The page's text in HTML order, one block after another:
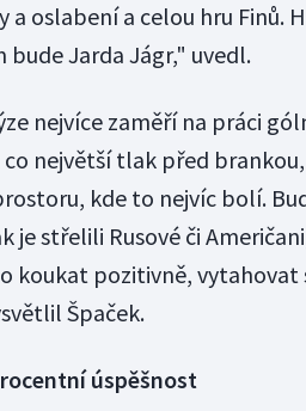
oslabení a celou hru Finů.
Jarda Jágr," uvedl.
nejvíce zaměří na práci
největší tlak před
kde to nejvíc bolí.
je střelili Rusové či
koukat pozitivně, vytahovat
Špaček.
úspěšnost